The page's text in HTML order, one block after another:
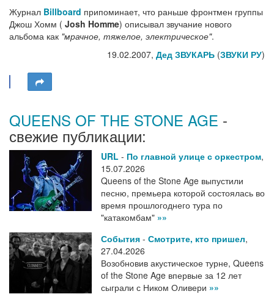
Журнал Billboard припоминает, что раньше фронтмен группы
Джош Хомм ( Josh Homme) описывал звучание нового
альбома как "мрачное, тяжелое, электрическое".
19.02.2007, Дед ЗВУКАРЬ (ЗВУКИ РУ)
QUEENS OF THE STONE AGE -
свежие публикации:
URL - По главной улице с оркестром,
15.07.2026
Queens of the Stone Age выпустили
песню, премьера которой состоялась во
время прошлогоднего тура по
"катакомбам" »»
События - Смотрите, кто пришел,
27.04.2026
Возобновив акустическое турне, Queens
of the Stone Age впервые за 12 лет
сыграли с Ником Оливери »»